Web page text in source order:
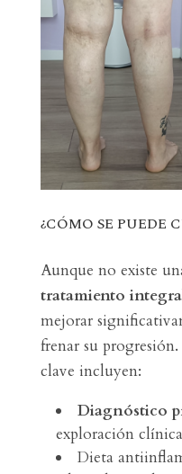
¿CÓMO SE PUEDE
Aunque no existe
tratamiento
mejorar
frenar su
clave incluyen:
Diagnóstico
exploración
Dieta